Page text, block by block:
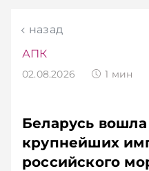
назад
АПК
02.08.2026 1 мин
Беларусь вошла
крупнейших
российского